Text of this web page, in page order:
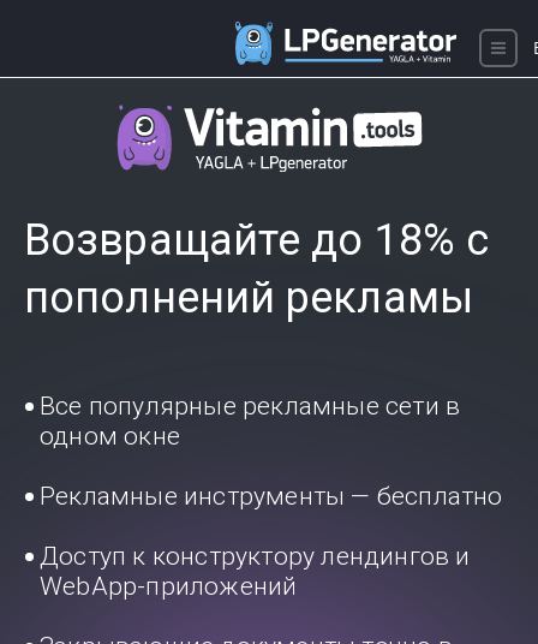
Возвращайте до 18% с
пополнений рекламы
Все популярные рекламные сети в
одном окне
Рекламные инструменты — бесплатно
Доступ к конструктору лендингов и
WebApp-приложений